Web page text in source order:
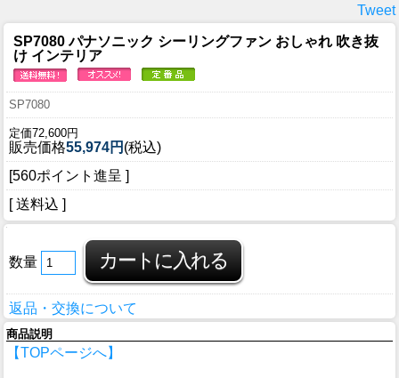
Tweet
SP7080 パナソニック シーリングファン おしゃれ 吹き抜
け インテリア
SP7080
定価72,600円
販売価格55,974円 (税込)
[560ポイント進呈 ]
[ 送料込 ]
数量
返品・交換について
商品説明
【TOPページへ】